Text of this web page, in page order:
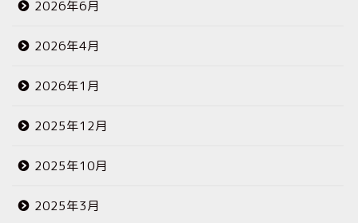
2026年6月
2026年4月
2026年1月
2025年12月
2025年10月
2025年3月